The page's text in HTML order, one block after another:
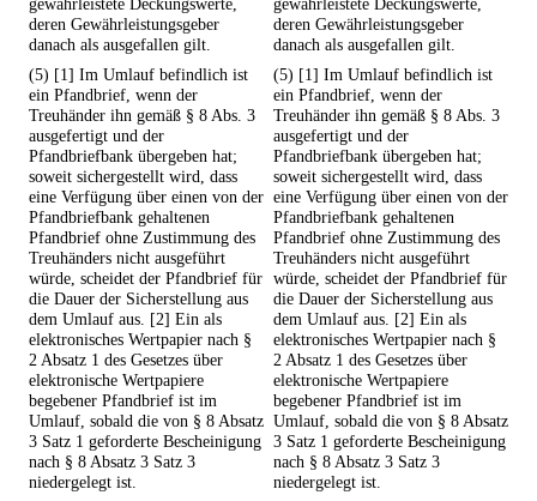
gewährleistete Deckungswerte,
deren Gewährleistungsgeber
danach als ausgefallen gilt.
gewährleistete Deckungswerte,
deren Gewährleistungsgeber
danach als ausgefallen gilt.
(5) [1] Im Umlauf befindlich ist
ein Pfandbrief, wenn der
Treuhänder ihn gemäß § 8 Abs. 3
ausgefertigt und der
Pfandbriefbank übergeben hat;
soweit sichergestellt wird, dass
eine Verfügung über einen von der
Pfandbriefbank gehaltenen
Pfandbrief ohne Zustimmung des
Treuhänders nicht ausgeführt
würde, scheidet der Pfandbrief für
die Dauer der Sicherstellung aus
dem Umlauf aus. [2] Ein als
elektronisches Wertpapier nach §
2 Absatz 1 des Gesetzes über
elektronische Wertpapiere
begebener Pfandbrief ist im
Umlauf, sobald die von § 8 Absatz
3 Satz 1 geforderte Bescheinigung
nach § 8 Absatz 3 Satz 3
niedergelegt ist.
(5) [1] Im Umlauf befindlich ist
ein Pfandbrief, wenn der
Treuhänder ihn gemäß § 8 Abs. 3
ausgefertigt und der
Pfandbriefbank übergeben hat;
soweit sichergestellt wird, dass
eine Verfügung über einen von der
Pfandbriefbank gehaltenen
Pfandbrief ohne Zustimmung des
Treuhänders nicht ausgeführt
würde, scheidet der Pfandbrief für
die Dauer der Sicherstellung aus
dem Umlauf aus. [2] Ein als
elektronisches Wertpapier nach §
2 Absatz 1 des Gesetzes über
elektronische Wertpapiere
begebener Pfandbrief ist im
Umlauf, sobald die von § 8 Absatz
3 Satz 1 geforderte Bescheinigung
nach § 8 Absatz 3 Satz 3
niedergelegt ist.